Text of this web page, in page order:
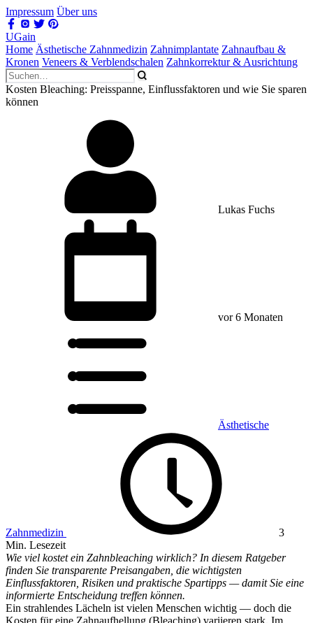
Impressum Über uns
UGain
Home Ästhetische Zahnmedizin Zahnimplantate Zahnaufbau &
Kronen Veneers & Verblendschalen Zahnkorrektur & Ausrichtung
Kosten Bleaching: Preisspanne, Einflussfaktoren und wie Sie sparen
können
Lukas Fuchs
vor 6 Monaten
Ästhetische
Zahnmedizin
3
Min. Lesezeit
Wie viel kostet ein Zahnbleaching wirklich? In diesem Ratgeber
finden Sie transparente Preisangaben, die wichtigsten
Einflussfaktoren, Risiken und praktische Spartipps — damit Sie eine
informierte Entscheidung treffen können.
Ein strahlendes Lächeln ist vielen Menschen wichtig — doch die
Kosten für eine Zahnaufhellung (Bleaching) variieren stark. Im